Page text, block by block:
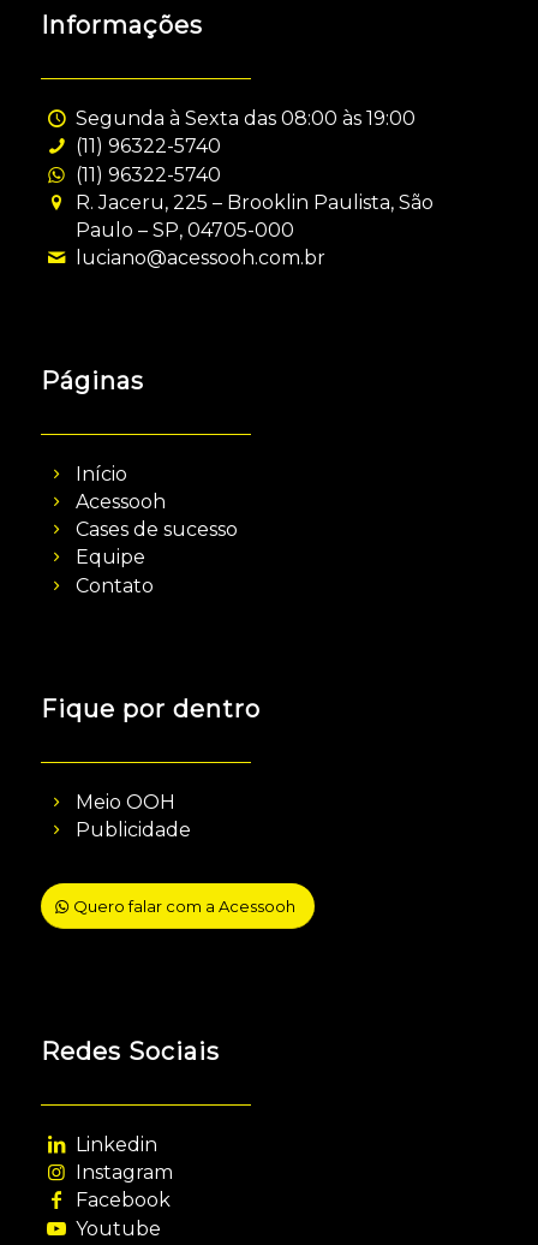
Informações
Segunda à Sexta das 08:00 às 19:00
(11) 96322-5740
(11) 96322-5740
R. Jaceru, 225 – Brooklin Paulista, São
Paulo – SP, 04705-000
luciano@acessooh.com.br
Páginas
Início
Acessooh
Cases de sucesso
Equipe
Contato
Fique por dentro
Meio OOH
Publicidade
Quero falar com a Acessooh
Redes Sociais
Linkedin
Instagram
Facebook
Youtube